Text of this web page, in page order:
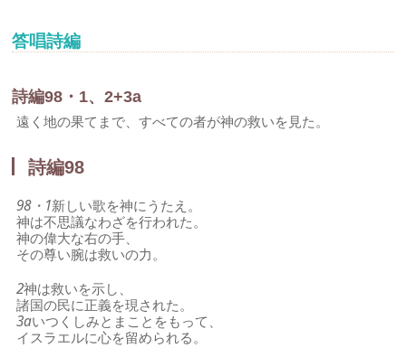
答唱詩編
詩編98・1、2+3a
遠く地の果てまで、すべての者が神の救いを見た。
詩編98
98・1新しい歌を神にうたえ。
神は不思議なわざを行われた。
神の偉大な右の手、
その尊い腕は救いの力。
2神は救いを示し、
諸国の民に正義を現された。
3aいつくしみとまことをもって、
イスラエルに心を留められる。